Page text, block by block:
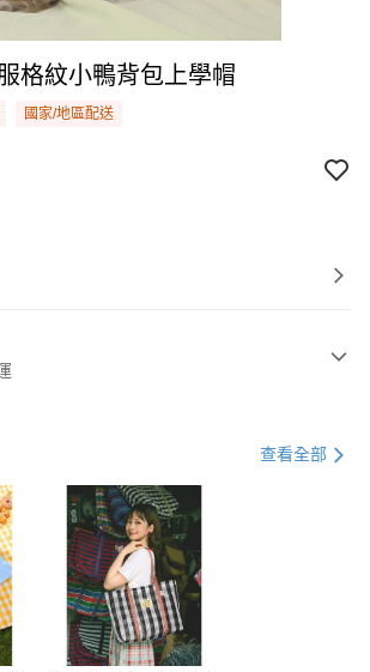
格紋小鴨背包上學帽
國家/地區配送
查看全部